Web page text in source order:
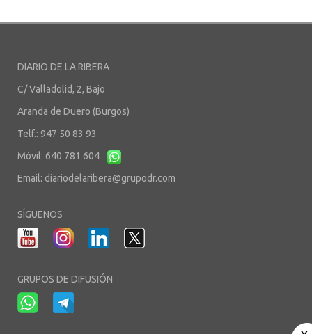
DIARIO DE LA RIBERA
C/ Valladolid, 2, Bajo
Aranda de Duero (Burgos)
Telf.: 947 50 83 93
Móvil: 640 781 604
Email: diariodelaribera@grupodr.com
SÍGUENOS
GRUPOS DE DIFUSIÓN